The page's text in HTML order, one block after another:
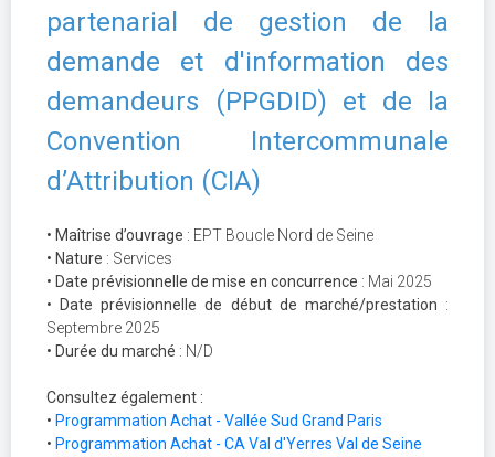
partenarial de gestion de la
demande et d'information des
demandeurs (PPGDID) et de la
Convention Intercommunale
d’Attribution (CIA)
• Maîtrise d’ouvrage : EPT Boucle Nord de Seine
• Nature : Services
• Date prévisionnelle de mise en concurrence : Mai 2025
• Date prévisionnelle de début de marché/prestation :
Septembre 2025
• Durée du marché : N/D
Consultez également :
• Programmation Achat - Vallée Sud Grand Paris
• Programmation Achat - CA Val d'Yerres Val de Seine